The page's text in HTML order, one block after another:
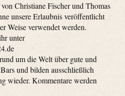
Christiane Fischer und Thomas
unsere Erlaubnis veröffentlicht
Weise verwendet werden.
unter
um die Welt über gute und
und bilden ausschließlich
wieder. Kommentare werden